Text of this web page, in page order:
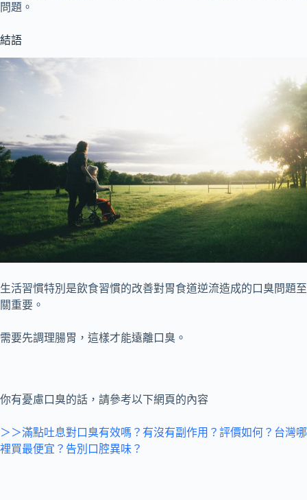
問題。
結語
生活習慣特別是飲食習慣的改善對胃食道逆流造成的口臭問題至
關重要。
需要先調理腸胃，這樣才能遠離口臭。
你有憂慮口臭的話，請參考以下網頁的內容
＞＞滿點吐息對口臭有效嗎？有沒有副作用？評價如何？台灣哪
裡買最便宜？告別口腔異味？